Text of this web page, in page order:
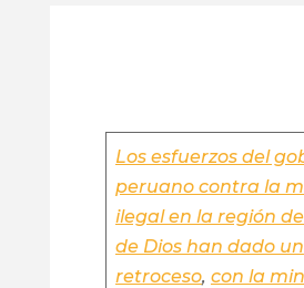
Los esfuerzos del
peruano contra la
ilegal en la región
de Dios han dado un
retroceso, con la